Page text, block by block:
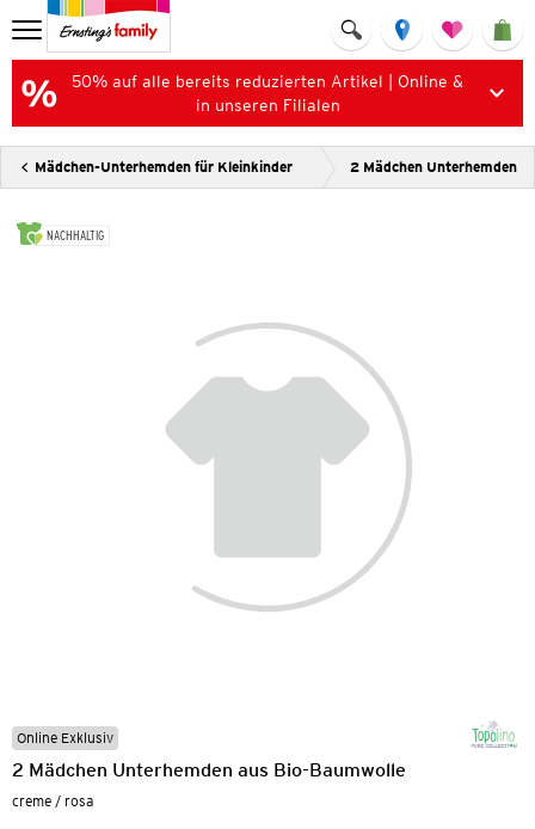
50% auf alle bereits reduzierten Artikel | Online &
in unseren Filialen
Mädchen-Unterhemden für Kleinkinder 2 Mädchen Unterhemden
NACHHALTIG
Online Exklusiv
2 Mädchen Unterhemden aus Bio-Baumwolle
creme / rosa